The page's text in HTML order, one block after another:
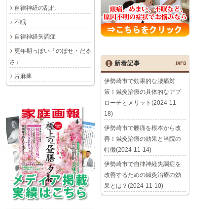
自律神経の乱れ
不眠
自律神経失調症
更年期っぽい「のぼせ・だる
さ」
片麻痺
新着記事 INFO
伊勢崎市で効果的な腰痛対
策！鍼灸治療の具体的なアプ
ローチとメリット(2024-11-
18)
伊勢崎市で腰痛を根本から改
善！鍼灸治療の効果と当院の
特徴(2024-11-14)
伊勢崎市で自律神経失調症を
改善するための鍼灸治療の効
果とは？(2024-11-10)